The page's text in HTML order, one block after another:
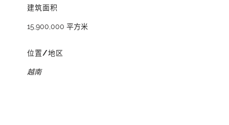
建筑面积
15,900,000 平方米
位置/地区
越南